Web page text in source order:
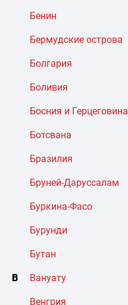
Бенин
Бермудские острова
Болгария
Боливия
Босния и Герцеговина
Ботсвана
Бразилия
Бруней-Даруссалам
Буркина-Фасо
Бурунди
Бутан
В Вануату
Венгрия